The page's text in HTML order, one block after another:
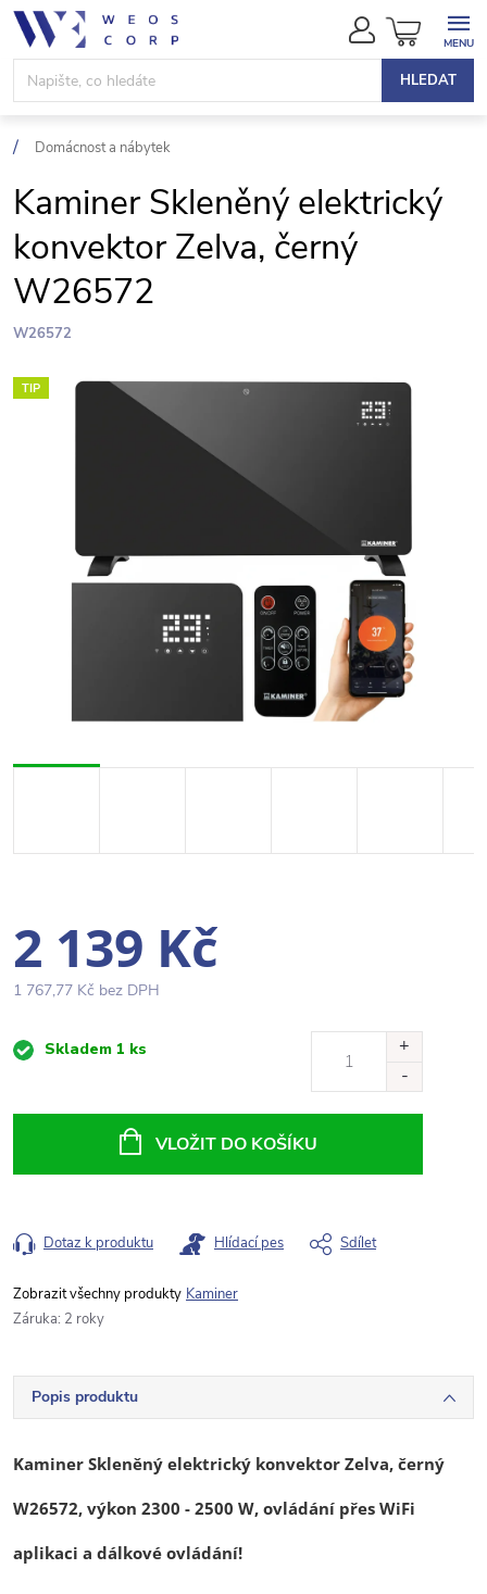
Přejít
obsah
HLEDAT
NÁKUPNÍ
KOŠÍK
Domácnost a nábytek
Kaminer Skleněný elektrický
konvektor Zelva, černý
W26572
W26572
TIP
2 139 Kč
1 767,77 Kč bez DPH
MěrnáSkladem 1 ks
VLOŽIT DO KOŠÍKU
Dotaz k produktu Hlídací pes Sdílet
Kaminer
Záruka: 2 roky
Popis produktu
Kaminer Skleněný elektrický konvektor Zelva, černý
W26572, výkon 2300 - 2500 W, ovládání přes WiFi
aplikaci a dálkové ovládání!